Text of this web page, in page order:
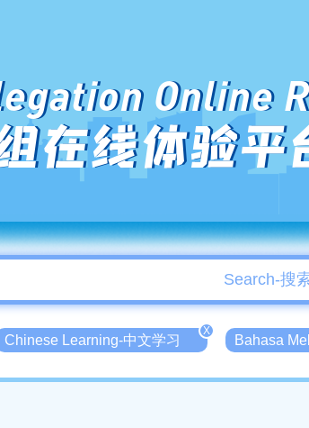
Online
在线体验平
Chinese Learning-中文学习
X
Bahasa